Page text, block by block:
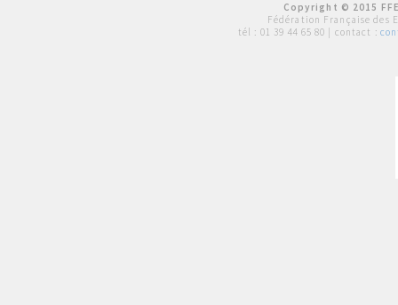
Copyright © 2015
Fédération Française des
tél : 01 39 44 65 80 | contact :